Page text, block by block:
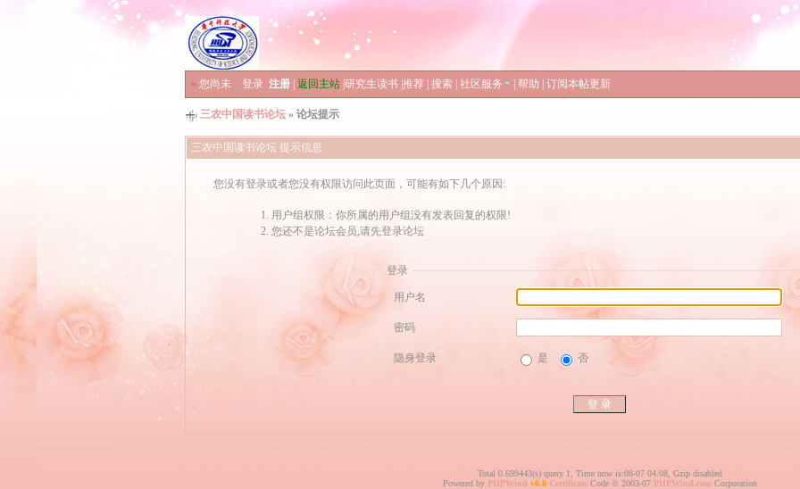
» 您尚未 登录 注册 返回主站 研究生读书 推荐 搜索 社区服务 帮助 订阅本帖更新
三农中国读书论坛 » 论坛提示
三农中国读书论坛 提示信息
您没有登录或者您没有权限访问此页面，可能有如下几个原因:
用户组权限：你所属的用户组没有发表回复的权限!
您还不是论坛会员,请先登录论坛
登录
用户名
密码
隐身登录 是 否
Total 0.699443(s) query 1, Time now is:08-07 04:08, Gzip disabled
Powered by PHPWind v6.0 Certificate Code © 2003-07 PHPWind.com Corporation